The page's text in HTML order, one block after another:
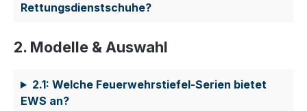
Rettungsdienstschuhe?
2. Modelle & Auswahl
2.1: Welche Feuerwehrstiefel-Serien bietet
EWS an?